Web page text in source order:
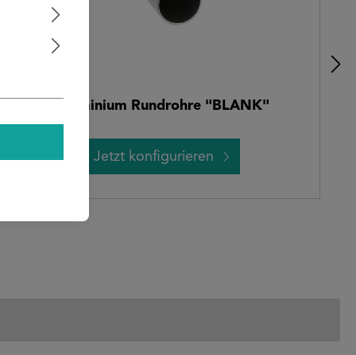
Aluminium Rundrohre "BLANK"
Jetzt konfigurieren